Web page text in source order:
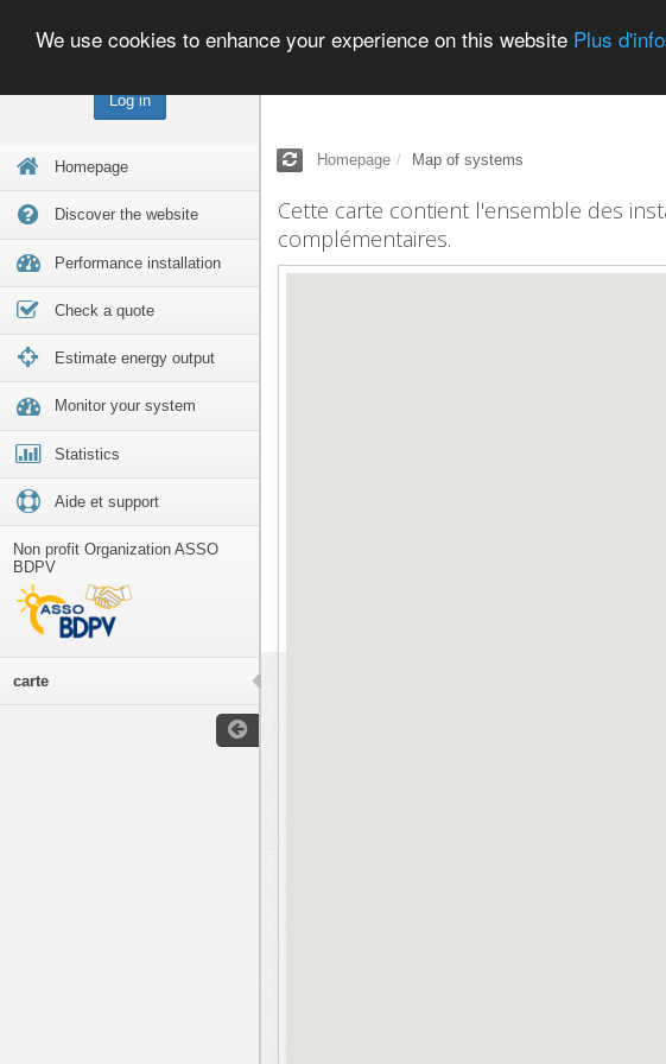
Log in
Homepage
Discover the website
Performance installation
Check a quote
Estimate energy output
Monitor your system
Statistics
Aide et support
Non profit Organization ASSO
BDPV
carte
We use cookies to enhance your experience on this website Plus
Homepage Map of systems
Cette carte contient l'ensemble des
complémentaires.